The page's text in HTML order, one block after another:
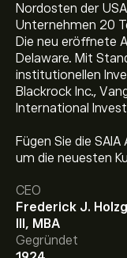
Nordosten der
Unternehmen 20
Die neu eröffnete
Delaware. Mit
institutionellen
Blackrock Inc.,
International
Fügen Sie die
um die neuesten
CEO
Frederick J.
III, MBA
Gegründet
Aktueller SAIA
Das
364.21‎$‎.